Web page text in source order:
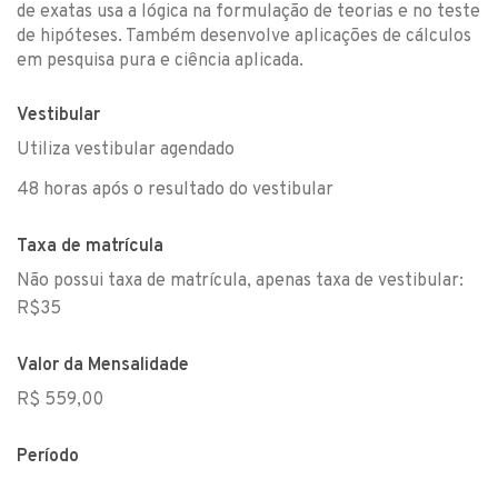
de exatas usa a lógica na formulação de teorias e no teste
de hipóteses. Também desenvolve aplicações de cálculos
em pesquisa pura e ciência aplicada.
Vestibular
Utiliza vestibular agendado
48 horas após o resultado do vestibular
Taxa de matrícula
Não possui taxa de matrícula, apenas taxa de vestibular:
R$35
Valor da Mensalidade
R$ 559,00
Período